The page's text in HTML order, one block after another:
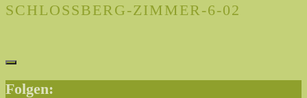
SCHLOSSBERG-ZIMMER-6-02
Folgen: